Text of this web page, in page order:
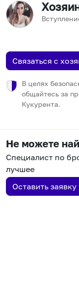
Связаться с
В целях
общайтесь за
Кукурента.
Не можете
Специалист по
лучшее
Оставить